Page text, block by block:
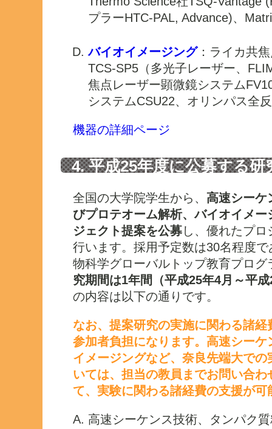
プラーHTC-PAL, Advance)、
バイオイメージング：ライカ共
TCS-SP5（多光子レーザー、
焦点レーザー顕微鏡システム
システムCSU22、オリンパス全
機器の詳細ページ
4. 平成25年度に公募する
全国の大学院学生から、 高速シーケ
びプロテオーム解析、バイオイメ
ジェクト提案を公募し、優れたプ
行います。採用予定数は30名程度
物科学グローバルトップ教育プロ
究期間は1年間（平成25年4月～平
の内容は以下の通りです。
なお、提案研究の実施に関わる諸
参加者負担になります。高速シー
イメージングなど、奈良先端大で
いては、担当の教員までお問い合
て、実験に関わる諸経費の支援が可
高速シーケンス技術、タンパク